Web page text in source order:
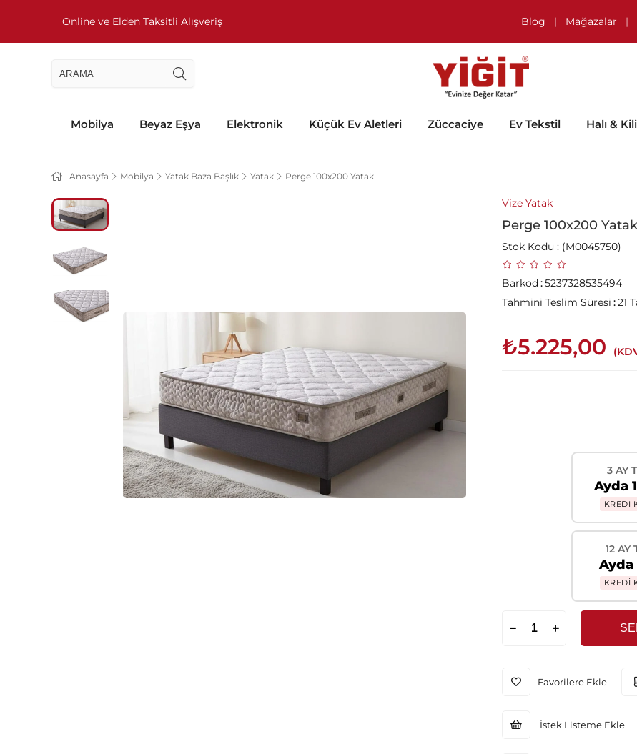
Online ve Elden Taksitli Alışveriş Blog | Mağazalar |
Mobilya Beyaz Eşya Elektronik Küçük Ev Aletleri Züccaciye Ev Tekstil Halı &
Anasayfa Mobilya Yatak Baza Başlık Yatak Perge 100x200 Yatak
Vize Yatak
Perge 100x200 Yatak
Stok Kodu (M0045750)
Barkod:5237328535494
Tahmini Teslim Süresi :21
₺5.225,00
3 AY
Ayda
KREDİ
12 AY
Ayda
KREDİ
Favorilere Ekle
İstek Listeme Ekle